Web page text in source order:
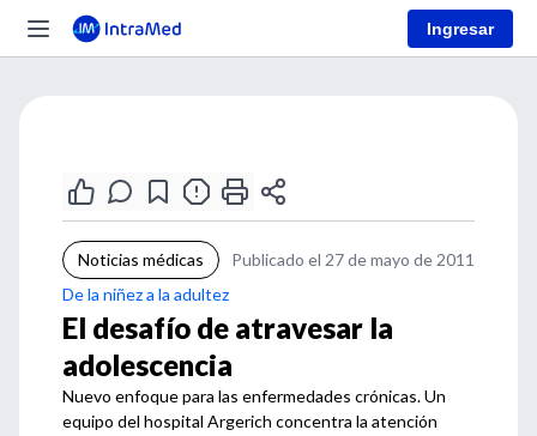
Ingresar
Noticias médicas
Publicado el 27 de mayo de 2011
De la niñez a la adultez
El desafío de atravesar la
adolescencia
Nuevo enfoque para las enfermedades crónicas. Un
equipo del hospital Argerich concentra la atención